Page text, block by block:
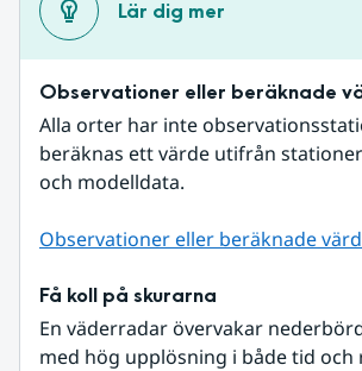
Lär dig mer
Observationer eller beräknade
Alla orter har inte
beräknas ett värde utifrån
och modelldata.
Observationer eller beräknade
Få koll på skurarna
En väderradar övervakar
med hög upplösning i både tid och